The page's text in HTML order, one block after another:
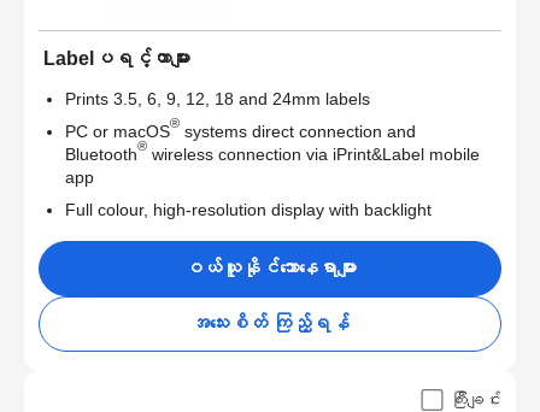
Labelပရင့်တာများ
Prints 3.5, 6, 9, 12, 18 and 24mm labels
PC or macOS® systems direct connection and
Bluetooth® wireless connection via iPrint&Label mobile
app
Full colour, high-resolution display with backlight
ဝယ်ယူနိုင်သောနေရာများ
အသေးစိတ် ကြည့်ရန်
ကြီးချင်း